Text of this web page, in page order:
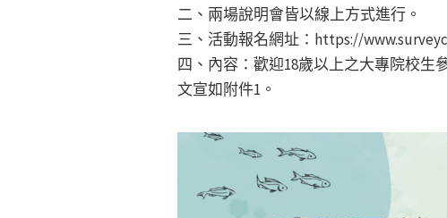
二、兩場說明會皆以線上方式進行。
三、活動報名網址：https://
四、內容：歡迎18歲以上之大專院校
文宣如附件1。